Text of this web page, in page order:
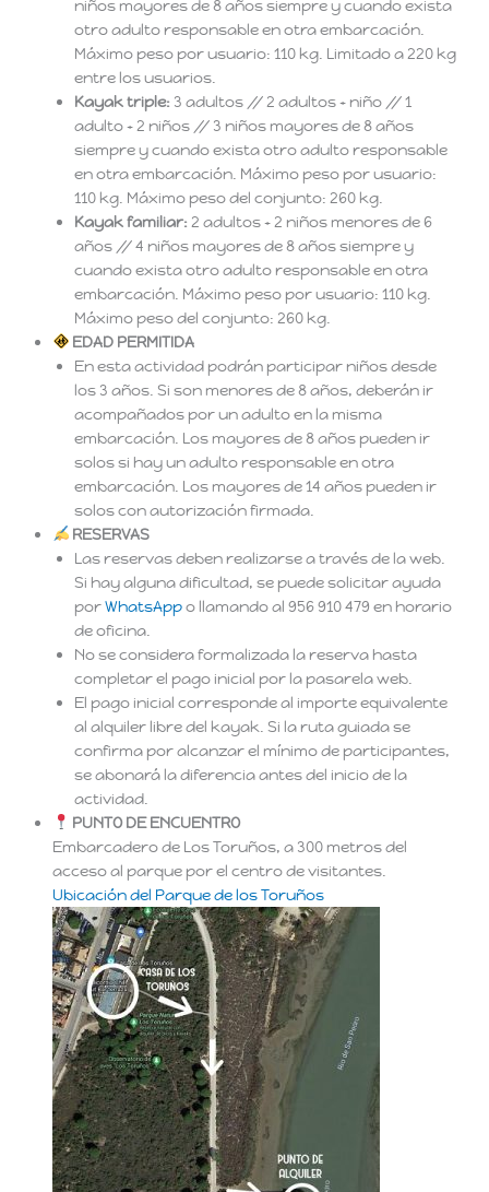
niños mayores de 8 años siempre y cuando exista
otro adulto responsable en otra embarcación.
Máximo peso por usuario: 110 kg. Limitado a 220 kg
entre los usuarios.
Kayak triple: 3 adultos // 2 adultos + niño // 1
adulto + 2 niños // 3 niños mayores de 8 años
siempre y cuando exista otro adulto responsable
en otra embarcación. Máximo peso por usuario:
110 kg. Máximo peso del conjunto: 260 kg.
Kayak familiar: 2 adultos + 2 niños menores de 6
años // 4 niños mayores de 8 años siempre y
cuando exista otro adulto responsable en otra
embarcación. Máximo peso por usuario: 110 kg.
Máximo peso del conjunto: 260 kg.
EDAD PERMITIDA
En esta actividad podrán participar niños desde
los 3 años. Si son menores de 8 años, deberán ir
acompañados por un adulto en la misma
embarcación. Los mayores de 8 años pueden ir
solos si hay un adulto responsable en otra
embarcación. Los mayores de 14 años pueden ir
solos con autorización firmada.
RESERVAS
Las reservas deben realizarse a través de la web.
Si hay alguna dificultad, se puede solicitar ayuda
porWhatsAppo llamando al 956 910 479 en horario
de oficina.
No se considera formalizada la reserva hasta
completar el pago inicial por la pasarela web.
El pago inicial corresponde al importe equivalente
al alquiler libre del kayak. Si la ruta guiada se
confirma por alcanzar el mínimo de participantes,
se abonará la diferencia antes del inicio de la
actividad.
PUNTO DE ENCUENTRO
Embarcadero de Los Toruños, a 300 metros del
acceso al parque por el centro de visitantes.
Ubicación del Parque de los Toruños